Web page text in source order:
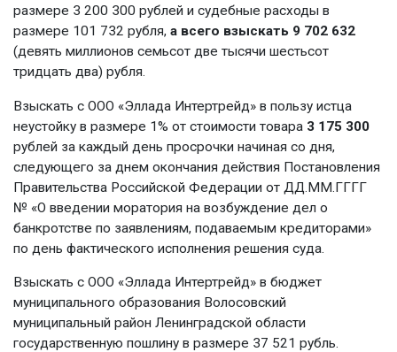
размере 3 200 300 рублей и судебные расходы в
размере 101 732 рубля, а всего взыскать 9 702 632
(девять миллионов семьсот две тысячи шестьсот
тридцать два) рубля.
Взыскать с ООО «Эллада Интертрейд» в пользу истца
неустойку в размере 1% от стоимости товара 3 175 300
рублей за каждый день просрочки начиная со дня,
следующего за днем окончания действия Постановления
Правительства Российской Федерации от ДД.ММ.ГГГГ
№ «О введении моратория на возбуждение дел о
банкротстве по заявлениям, подаваемым кредиторами»
по день фактического исполнения решения суда.
Взыскать с ООО «Эллада Интертрейд» в бюджет
муниципального образования Волосовский
муниципальный район Ленинградской области
государственную пошлину в размере 37 521 рубль.